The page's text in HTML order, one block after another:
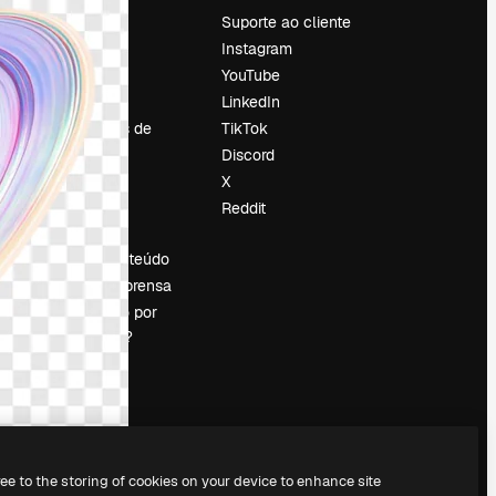
Preços
Sobre nós
Reviews
Emprego
Tendências de
pesquisa
Blog
Eventos
Slidesgo
Vender conteúdo
Sala de imprensa
Procurando por
magnific.ai?
Suporte ao cliente
Instagram
YouTube
LinkedIn
TikTok
Discord
X
Reddit
to the storing of cookies on your device to enhance site